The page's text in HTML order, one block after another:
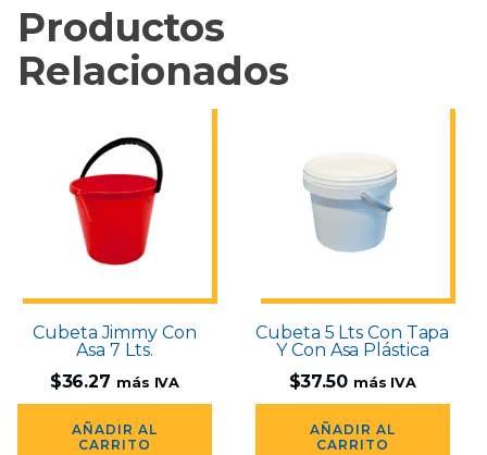
Productos
Relacionados
Cubeta Jimmy Con
Asa 7 Lts.
$36.27 más IVA
AÑADIR AL
CARRITO
Cubeta 5 Lts Con Tapa
Y Con Asa Plástica
$37.50 más IVA
AÑADIR AL
CARRITO